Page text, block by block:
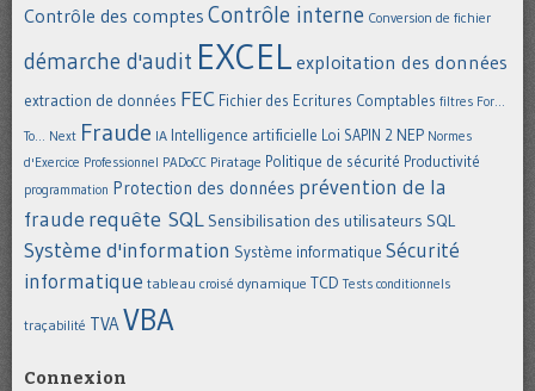
Contrôle des comptes Contrôle interne Conversion de fichier
démarche d'audit EXCEL exploitation des données
extraction de données FEC Fichier des Ecritures Comptables filtres For...
To... Next Fraude IA Intelligence artificielle Loi SAPIN 2 NEP Normes
d'Exercice Professionnel PADoCC Piratage Politique de sécurité Productivité
programmation Protection des données prévention de la
fraude requête SQL Sensibilisation des utilisateurs SQL
Système d'information Système informatique Sécurité
informatique tableau croisé dynamique TCD Tests conditionnels
traçabilité TVAVBA
Connexion